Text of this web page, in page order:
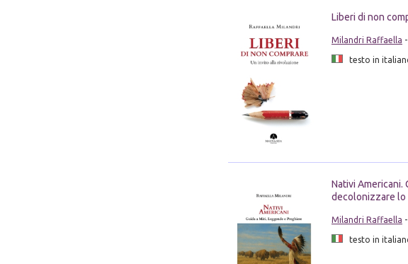
Liberi di non
Milandri Raffaella
testo in
Nativi Americani.
decolonizzare lo
Milandri Raffaella
testo in